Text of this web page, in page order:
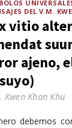
DEL V.M.
vitio
ajeno,
Kwen Khan Khu
debemos